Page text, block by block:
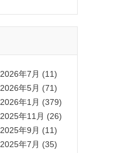
2026年7月 (11)
2026年5月 (71)
2026年1月 (379)
2025年11月 (26)
2025年9月 (11)
2025年7月 (35)